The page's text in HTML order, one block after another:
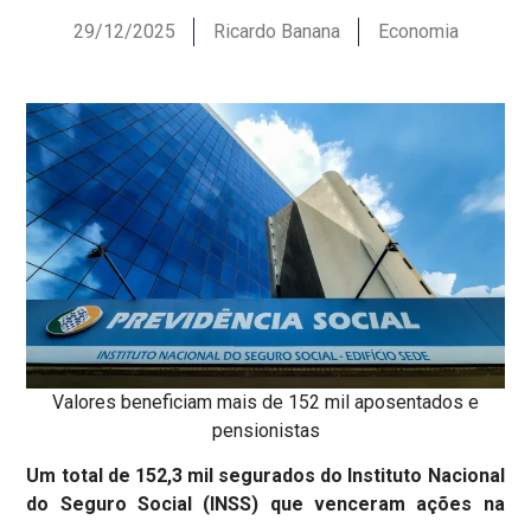
29/12/2025 Ricardo Banana Economia
Valores beneficiam mais de 152 mil aposentados e
pensionistas
Um total de 152,3 mil segurados do Instituto Nacional
do Seguro Social (INSS) que venceram ações na